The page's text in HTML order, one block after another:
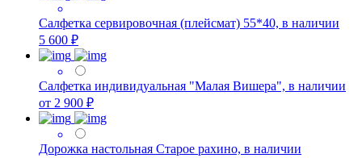
Салфетка сервировочная (плейсмат) 55*40, в наличии
5 600 ₽
Салфетка индивидуальная "Малая Вишера", в наличии
от 2 900 ₽
Дорожка настольная Старое рахино, в наличии